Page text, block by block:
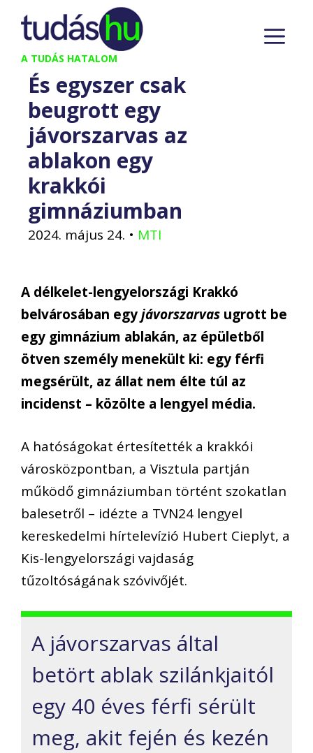
Kilépés
tartalomba
A TUDÁS HATALOM
És egyszer csak
beugrott egy
jávorszarvas az
ablakon egy
krakkói
gimnáziumban
2024. május 24. • MTI
A délkelet-lengyelországi Krakkó
belvárosában egyjávorszarvas ugrott be
egy gimnázium ablakán, az épületből
ötven személy menekült ki: egy férfi
megsérült, az állat nem élte túl az
incidenst – közölte a lengyel média.
A hatóságokat értesítették a krakkói
városközpontban, a Visztula partján
működő gimnáziumban történt szokatlan
balesetről – idézte a TVN24 lengyel
kereskedelmi hírtelevízió Hubert Cieplyt, a
Kis-lengyelországi vajdaság
tűzoltóságának szóvivőjét.
A jávorszarvas által
betört ablak szilánkjaitól
egy 40 éves férfi sérült
meg, akit fején és kezén